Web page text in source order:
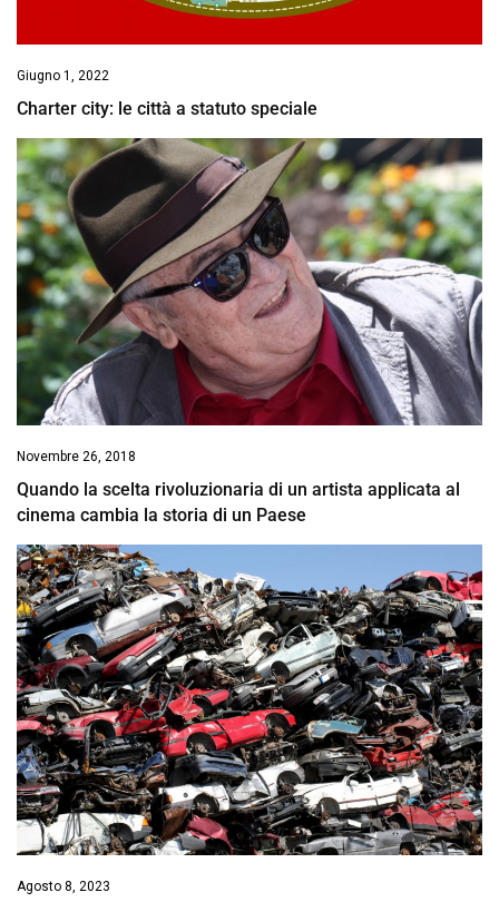
Giugno 1, 2022
Charter city: le città a statuto speciale
Novembre 26, 2018
Quando la scelta rivoluzionaria di un artista applicata al
cinema cambia la storia di un Paese
Agosto 8, 2023